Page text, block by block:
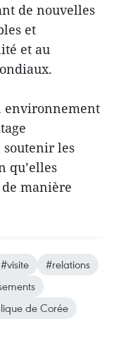
de nouvelles
et
et au
environnement
soutenir les
qu’elles
manière
#visite
#relations
de Corée